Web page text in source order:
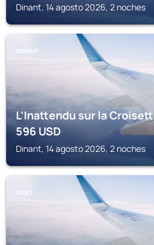
Dinant, 14 agosto 2026, 2 noches
DINANT
L'Inattendu sur la
596USD
Dinant, 14 agosto 2026, 2 noches
GIVET